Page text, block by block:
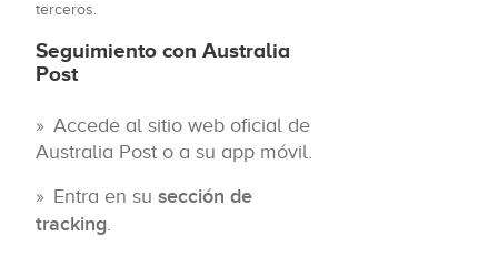
terceros.
Seguimiento con Australia
Post
Accede al sitio web oficial de
Australia Post o a su app móvil.
Entra en su sección de
tracking.